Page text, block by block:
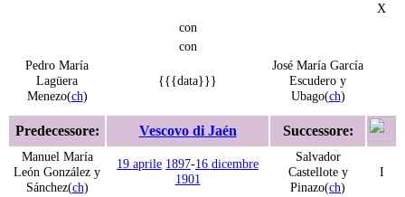
X
con
con
Pedro María
Lagüera
Menezo(ch)
{{{data}}}
José María García
Escudero y
Ubago(ch)
Predecessore: Vescovo di Jaén Successore:
Manuel María
León González y
Sánchez(ch)
19 aprile 1897-16 dicembre
1901
Salvador
Castellote y
Pinazo(ch)
I